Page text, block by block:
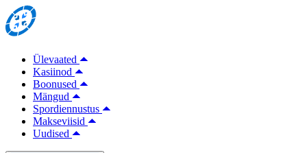
Ülevaated
Kasiinod
Boonused
Mängud
Spordiennustus
Makseviisid
Uudised